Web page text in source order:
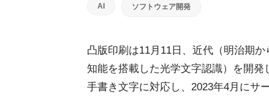
AI ソフトウェア開発
凸版印刷は11月11日、近代（明治期
知能を搭載した光学文字認識）を開
手書き文字に対応し、2023年4月にサ